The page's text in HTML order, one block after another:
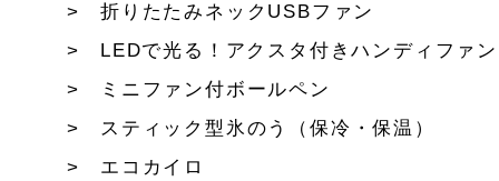
折りたたみネックUSBファン
LEDで光る！アクスタ付きハンディファン
ミニファン付ボールペン
スティック型氷のう（保冷・保温）
エコカイロ